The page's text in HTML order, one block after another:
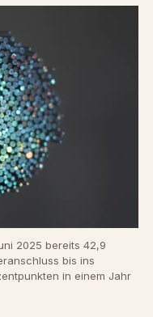
2025 bereits 42,9
bis ins
in einem Jahr